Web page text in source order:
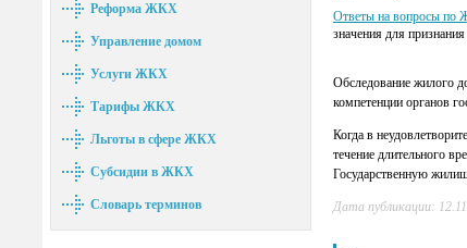
Реформа ЖКХ
Управление домом
Услуги ЖКХ
Тарифы ЖКХ
Льготы в сфере ЖКХ
Субсидии в ЖКХ
Словарь терминов
Ответы на вопросы
значения для
Обследование жилого
компетенции органов
Когда в
течение длительного
Государственную
Дата публикации: